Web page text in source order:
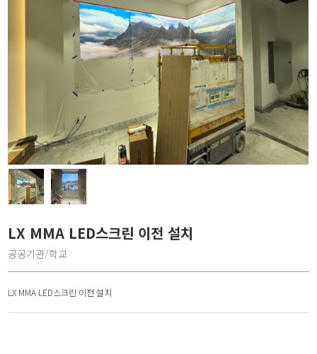
LX MMA LED스크린 이전 설치
공공기관/학교
LX MMA LED스크린 이전 설치